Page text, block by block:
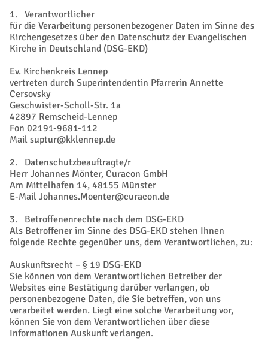
1. Verantwortlicher
für die Verarbeitung personenbezogener Daten im Sinne des
Kirchengesetzes über den Datenschutz der Evangelischen
Kirche in Deutschland (DSG-EKD)
Ev. Kirchenkreis Lennep
vertreten durch Superintendentin Pfarrerin Annette
Cersovsky
Geschwister-Scholl-Str. 1a
42897 Remscheid-Lennep
Fon 02191-9681-112
Mail suptur@kklennep.de
2. Datenschutzbeauftragte/r
Herr Johannes Mönter, Curacon GmbH
Am Mittelhafen 14, 48155 Münster
E-Mail Johannes.Moenter@curacon.de
3. Betroffenenrechte nach dem DSG-EKD
Als Betroffener im Sinne des DSG-EKD stehen Ihnen
folgende Rechte gegenüber uns, dem Verantwortlichen, zu:
Auskunftsrecht – § 19 DSG-EKD
Sie können von dem Verantwortlichen Betreiber der
Websites eine Bestätigung darüber verlangen, ob
personenbezogene Daten, die Sie betreffen, von uns
verarbeitet werden. Liegt eine solche Verarbeitung vor,
können Sie von dem Verantwortlichen über diese
Informationen Auskunft verlangen.